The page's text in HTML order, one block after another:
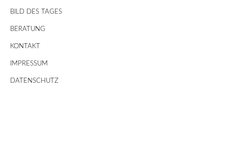
BILD DES TAGES
BERATUNG
KONTAKT
IMPRESSUM
DATENSCHUTZ